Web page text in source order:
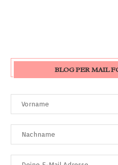
BLOG PER MAIL